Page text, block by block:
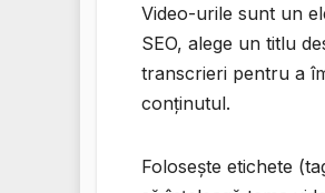
Video-urile sunt un
SEO, alege un titlu
transcrieri pentru a
conținutul.
Folosește etichete